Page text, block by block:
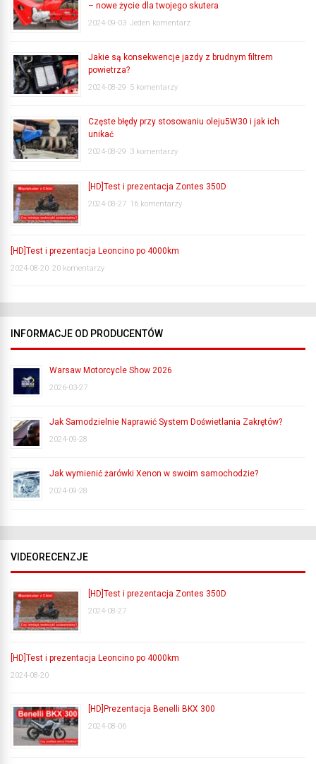
– nowe życie dla twojego skutera
2024-09-03 Jeden komentarz
Jakie są konsekwencje jazdy z brudnym filtrem
powietrza?
2024-08-29 5 komentarzy
Częste błędy przy stosowaniu oleju5W30 i jak ich
unikać
2024-08-29 3 komentarzy
[HD]Test i prezentacja Zontes 350D
2024-08-27 16 komentarzy
[HD]Test i prezentacja Leoncino po 4000km
2024-08-20 20 komentarzy
INFORMACJE OD PRODUCENTÓW
Warsaw Motorcycle Show 2026
2026-03-27
Jak Samodzielnie Naprawić System Doświetlania Zakrętów?
2024-09-28
Jak wymienić żarówki Xenon w swoim samochodzie?
2024-09-28
VIDEORECENZJE
[HD]Test i prezentacja Zontes 350D
2024-08-27
[HD]Test i prezentacja Leoncino po 4000km
2024-08-20
[HD]Prezentacja Benelli BKX 300
2024-08-06